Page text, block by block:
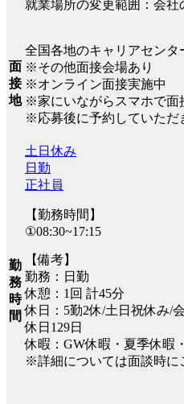
就業場所の変更範囲：会
面
接
地
全国各地のキャリアセンタ
※その他面接会場あり
※オンライン面接実施中
※家にいながらスマホで面
※応募後に予約していただ
勤
務
時
間
土日休み
日勤
正社員
【勤務時間】
①08:30~17:15
【備考】
勤務：日勤
休憩：1回 計45分
休日：5勤2休/土日祝休み/
休日129日
休暇：GW休暇・夏季休暇
※詳細については面談時に